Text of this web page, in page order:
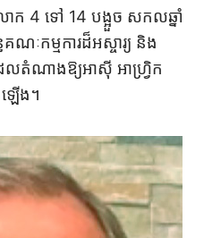
ក 4 ទៅ 14 បង្អួច សកលឆ្នាំ
គណៈកម្មការដ៏អស្ចារ្យ និង
លតំណាងឱ្យអាស៊ី អាហ្រ្វិក
ឡើង។